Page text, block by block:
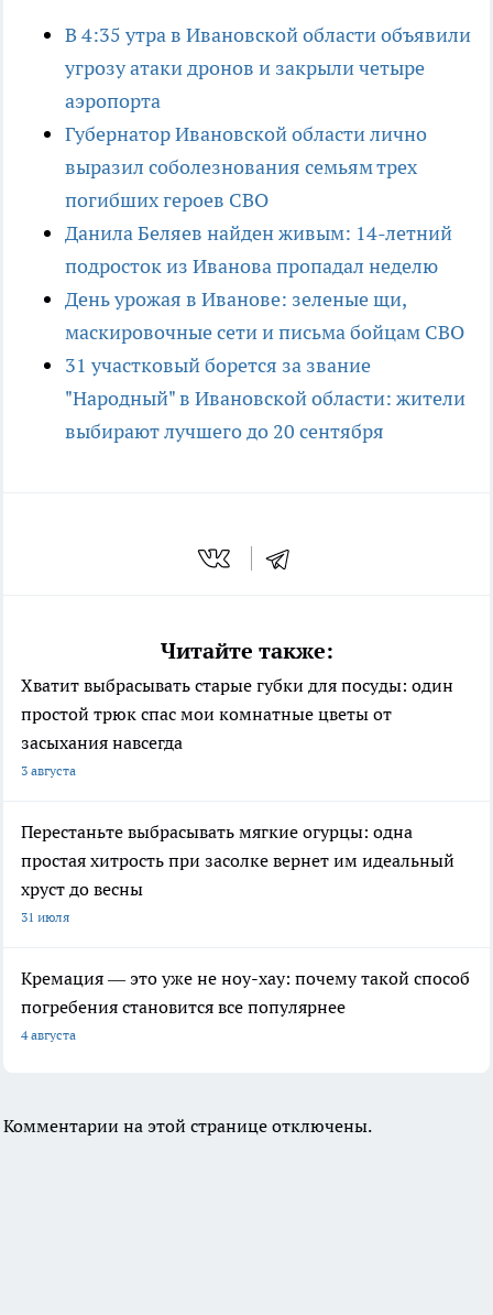
В 4:35 утра в Ивановской области объявили
угрозу атаки дронов и закрыли четыре
аэропорта
Губернатор Ивановской области лично
выразил соболезнования семьям трех
погибших героев СВО
Данила Беляев найден живым: 14-летний
подросток из Иванова пропадал неделю
День урожая в Иванове: зеленые щи,
маскировочные сети и письма бойцам СВО
31 участковый борется за звание
"Народный" в Ивановской области: жители
выбирают лучшего до 20 сентября
Читайте также:
Хватит выбрасывать старые губки для посуды: один
простой трюк спас мои комнатные цветы от
засыхания навсегда
3 августа
Перестаньте выбрасывать мягкие огурцы: одна
простая хитрость при засолке вернет им идеальный
хруст до весны
31 июля
Кремация — это уже не ноу-хау: почему такой способ
погребения становится все популярнее
4 августа
Комментарии на этой странице отключены.